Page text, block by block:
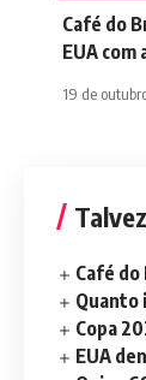
Café do
EUA
19 de
Café
Quanto
Copa
EUA